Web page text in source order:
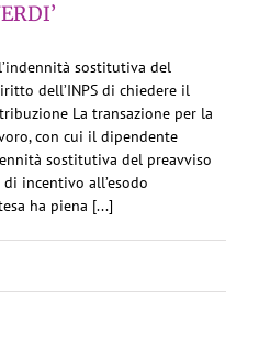
sostitutiva del
dell’INPS di chiedere il
La transazione per la
con cui il dipendente
sostitutiva del preavviso
incentivo all’esodo
ha piena [...]